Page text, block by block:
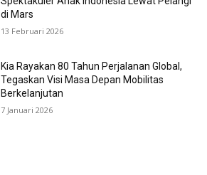
di Mars
13 Februari 2026
Kia Rayakan 80 Tahun Perjalanan Global,
Tegaskan Visi Masa Depan Mobilitas
Berkelanjutan
7 Januari 2026